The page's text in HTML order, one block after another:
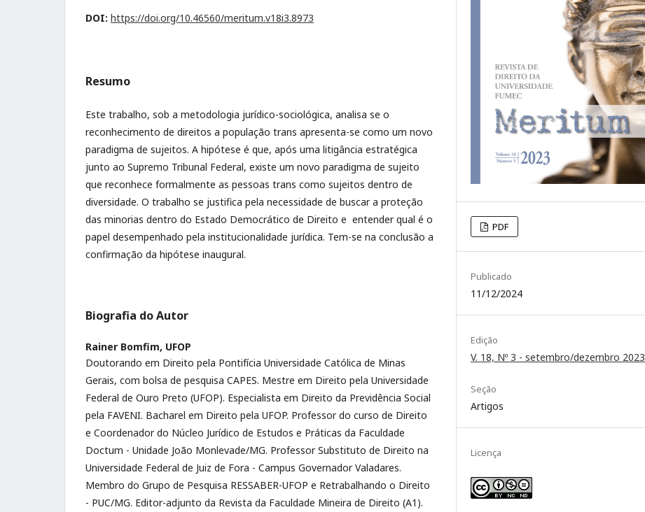
DOI: https://doi.org/10.46560/meritum.v18i3.8973
Resumo
Este trabalho, sob a metodologia jurídico-sociológica, analisa se o
reconhecimento de direitos a população trans apresenta-se como um novo
paradigma de sujeitos. A hipótese é que, após uma litigância estratégica
junto ao Supremo Tribunal Federal, existe um novo paradigma de sujeito
que reconhece formalmente as pessoas trans como sujeitos dentro de
diversidade. O trabalho se justifica pela necessidade de buscar a proteção
das minorias dentro do Estado Democrático de Direito e entender qual é o
papel desempenhado pela institucionalidade jurídica. Tem-se na conclusão a
confirmação da hipótese inaugural.
Biografia do Autor
Rainer Bomfim, UFOP
Doutorando em Direito pela Pontifícia Universidade Católica de Minas
Gerais, com bolsa de pesquisa CAPES. Mestre em Direito pela Universidade
Federal de Ouro Preto (UFOP). Especialista em Direito da Previdência Social
pela FAVENI. Bacharel em Direito pela UFOP. Professor do curso de Direito
e Coordenador do Núcleo Jurídico de Estudos e Práticas da Faculdade
Doctum - Unidade João Monlevade/MG. Professor Substituto de Direito na
Universidade Federal de Juiz de Fora - Campus Governador Valadares.
Membro do Grupo de Pesquisa RESSABER-UFOP e Retrabalhando o Direito
- PUC/MG. Editor-adjunto da Revista da Faculdade Mineira de Direito (A1).
PDF
Publicado
11/12/2024
Edição
V. 18, Nº 3 - setembro/dezembro 2023
Seção
Artigos
Licença